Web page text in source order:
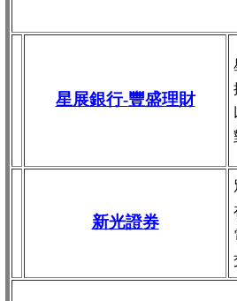
星展銀行-豐盛理財
新光證券